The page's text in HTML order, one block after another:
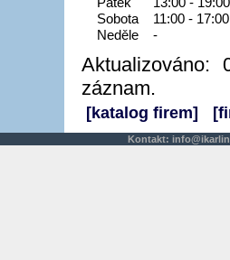
Sobota
11:00 - 17:00
Neděle
-
Aktualizováno:
záznam.
[katalog firem]
Kontakt: